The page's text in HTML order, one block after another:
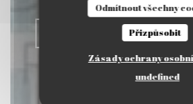
Odmítnout všechny
Přizpůsobit
Zásady ochrany
undefined
REZERVOVAT